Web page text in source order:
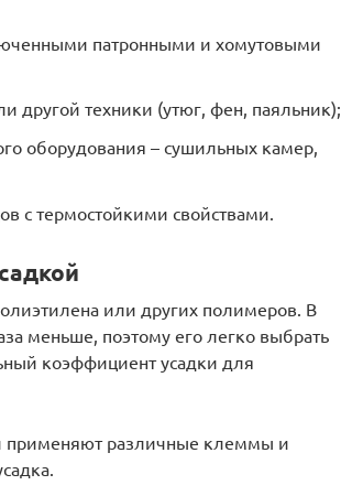
патронными и хомутовыми
другой техники (утюг, фен, паяльник);
оборудования – сушильных камер,
с термостойкими свойствами.
или других полимеров. В
меньше, поэтому его легко выбрать
коэффициент усадки для
применяют различные клеммы и